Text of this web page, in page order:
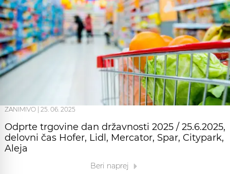
ZANIMIVO | 25. 06. 2025
Odprte trgovine dan državnosti 2025 / 25.6.2025,
delovni čas Hofer, Lidl, Mercator, Spar, Citypark,
Aleja
Beri naprej